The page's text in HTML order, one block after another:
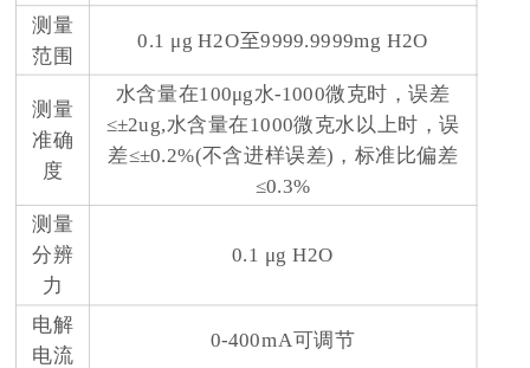
测量
范围
0.1 μg H2O至9999.9999mg H2O
测量
准确
度
水含量在100μg水-1000微克时，误差
≤±2ug,水含量在1000微克水以上时，误
差≤±0.2%(不含进样误差)，标准比偏差
≤0.3%
测量
分辨
力
0.1 μg H2O
电解
电流
0-400mA可调节